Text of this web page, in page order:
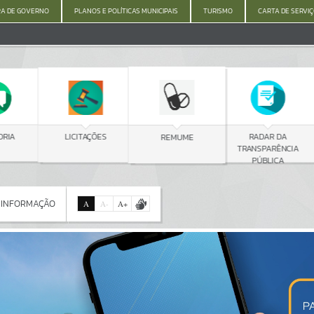
DE GOVERNO PLANOS E POLÍTICAS MUNICIPAIS TURISMO CARTA DE
LICITAÇÕES REMUME RADAR DA
TRANSPARÊNCIA
PÚBLICA
Por favor, aguarde...
A A- A+